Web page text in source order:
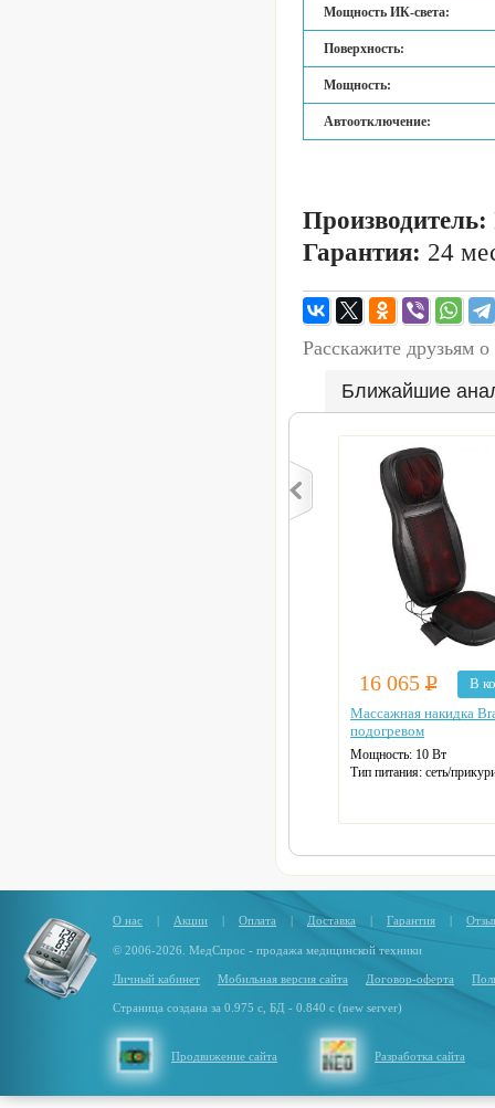
Мощность ИК-света:
Поверхность:
Мощность:
Автоотключение:
Производитель:
Гарантия: 24
Расскажите друзьям
Ближайшие
16 065 Р
В
Массажная накидка
подогревом
Мощность: 10 Вт
Тип питания: сеть/
Цвет: черный
О нас | Акции | Оплата | Доставка | Гарантия |
© 2006-2026. МедСпрос - продажа медицинской техники
Личный кабинет Мобильная версия сайта Договор-оферта
Страница создана за 0.975 с, БД - 0.840 с (new server)
Продвижение сайта Разработка сайта